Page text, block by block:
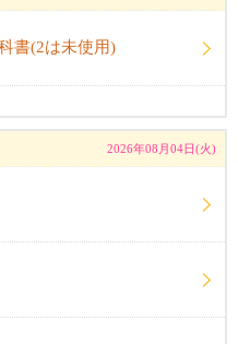
書(2は未使用)
2026年08月04日(火)